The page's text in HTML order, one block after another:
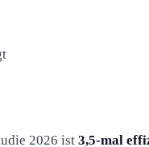
2026 ist 3,5-mal